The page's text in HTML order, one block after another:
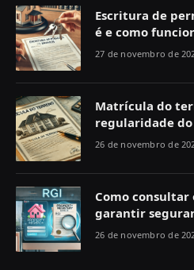
Escritura de
é e como
27 de novembro de
Matrícula do
regularidade
26 de novembro de
Como consultar
garantir
26 de novembro de